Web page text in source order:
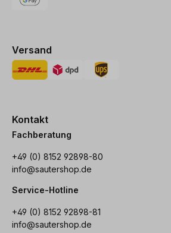
Versand
Kontakt
Fachberatung
+49 (0) 8152 92898-80
info@sautershop.de
Service-Hotline
+49 (0) 8152 92898-81
info@sautershop.de